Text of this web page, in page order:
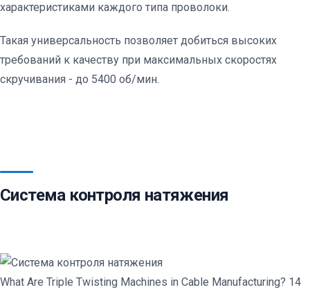
характеристиками каждого типа проволоки.
Такая универсальность позволяет добиться высоких
требований к качеству при максимальных скоростях
скручивания - до 5400 об/мин.
Система контроля натяжения
What Are Triple Twisting Machines in Cable Manufacturing? 14